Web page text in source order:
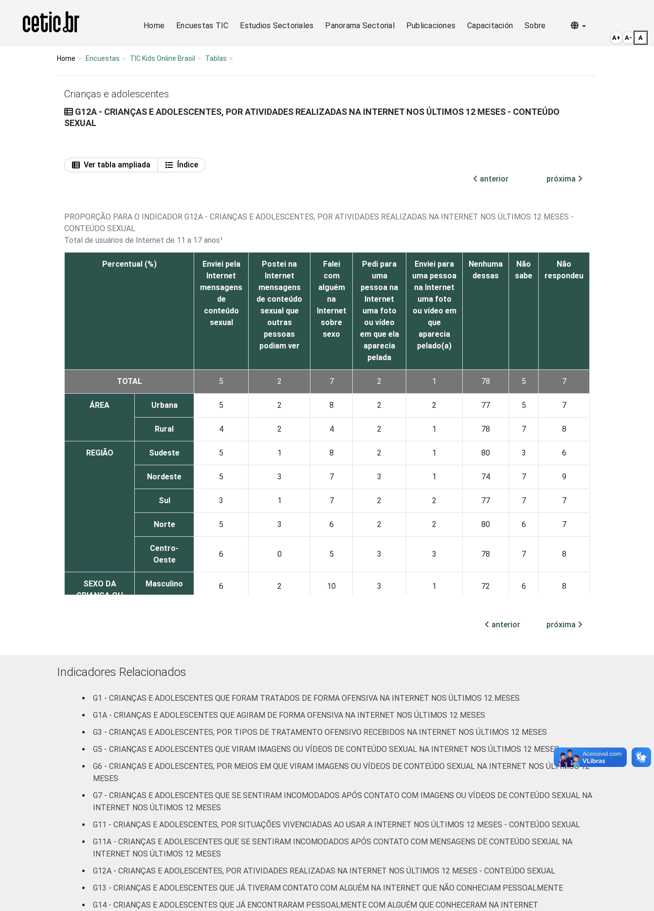
Página inicial
Home Encuestas TIC Estudios Sectoriales Panorama Sectorial Publicaciones Capacitación Sobre Selecionar idioma
Home Encuestas TIC Kids Online Brasil Tablas
Crianças e adolescentes
G12A - CRIANÇAS E ADOLESCENTES, POR ATIVIDADES REALIZADAS NA INTERNET NOS ÚLTIMOS 12 MESES - CONTEÚDO
SEXUAL
Ver tabla ampliada
Índice
anterior
próxima
PROPORÇÃO PARA O INDICADOR G12A - CRIANÇAS E ADOLESCENTES, POR ATIVIDADES REALIZADAS NA INTERNET NOS ÚLTIMOS 12 MESES -
CONTEÚDO SEXUAL
Total de usuários de Internet de 11 a 17 anos¹
Percentual (%)
Enviei pela
Internet
mensagens
de
conteúdo
sexual
Postei na
Internet
mensagens
de conteúdo
sexual que
outras
pessoas
podiam ver
Falei
com
alguém
na
Internet
sobre
sexo
Pedi para
uma
pessoa na
Internet
uma foto
ou vídeo
em que ela
aparecia
pelada
Enviei para
uma pessoa
na Internet
uma foto
ou vídeo em
que
aparecia
pelado(a)
Nenhuma
dessas
Não
sabe
Não
respondeu
TOTAL 5 2 7 2 1 78 5 7
ÁREA Urbana 5 2 8 2 2 77 5 7
Rural 4 2 4 2 1 78 7 8
REGIÃO Sudeste 5 1 8 2 1 80 3 6
Nordeste 5 3 7 3 1 74 7 9
Sul 3 1 7 2 2 77 7 7
Norte 5 3 6 2 2 80 6 7
Centro-
Oeste
6 0 5 3 3 78 7 8
SEXO DA
CRIANÇA OU
Masculino 6 2 10 3 1 72 6 8
RESPONSÁVEIS
II
4 2 7 2 1 80
mais
4 1 8 2 2 80 4
FAIXA ETÁRIA
OU DO
ADOLESCENTE
De 9 a 10
- - - - - - - -
De 11 a 12
anos
1
anos
3 1 3 1 1 85 6 5
De 15 a 17
7 2 13 4 2 68 5
RENDA
Até 1 SM 4 2 5 2 1 76 8
anterior próxima
Indicadores Relacionados
G1 - CRIANÇAS E ADOLESCENTES QUE FORAM TRATADOS DE FORMA OFENSIVA NA INTERNET NOS ÚLTIMOS 12 MESES
G1A - CRIANÇAS E ADOLESCENTES QUE AGIRAM DE FORMA OFENSIVA NA INTERNET NOS ÚLTIMOS 12 MESES
G3 - CRIANÇAS E ADOLESCENTES, POR TIPOS DE TRATAMENTO OFENSIVO RECEBIDOS NA INTERNET NOS ÚLTIMOS 12 MESES
G5 - CRIANÇAS E ADOLESCENTES QUE VIRAM IMAGENS OU VÍDEOS DE CONTEÚDO SEXUAL NA INTERNET NOS ÚLTIMOS 12 MESES
G6 - CRIANÇAS E ADOLESCENTES, POR MEIOS EM QUE VIRAM IMAGENS OU VÍDEOS DE CONTEÚDO SEXUAL NA INTERNET NOS ÚLTIMOS 12
MESES
G7 - CRIANÇAS E ADOLESCENTES QUE SE SENTIRAM INCOMODADOS APÓS CONTATO COM IMAGENS OU VÍDEOS DE CONTEÚDO SEXUAL NA
INTERNET NOS ÚLTIMOS 12 MESES
G11 - CRIANÇAS E ADOLESCENTES, POR SITUAÇÕES VIVENCIADAS AO USAR A INTERNET NOS ÚLTIMOS 12 MESES - CONTEÚDO SEXUAL
G11A - CRIANÇAS E ADOLESCENTES QUE SE SENTIRAM INCOMODADOS APÓS CONTATO COM MENSAGENS DE CONTEÚDO SEXUAL NA
INTERNET NOS ÚLTIMOS 12 MESES
G12A - CRIANÇAS E ADOLESCENTES, POR ATIVIDADES REALIZADAS NA INTERNET NOS ÚLTIMOS 12 MESES - CONTEÚDO SEXUAL
G13 - CRIANÇAS E ADOLESCENTES QUE JÁ TIVERAM CONTATO COM ALGUÉM NA INTERNET QUE NÃO CONHECIAM PESSOALMENTE
G14 - CRIANÇAS E ADOLESCENTES QUE JÁ ENCONTRARAM PESSOALMENTE COM ALGUÉM QUE CONHECERAM NA INTERNET
A+ A- A